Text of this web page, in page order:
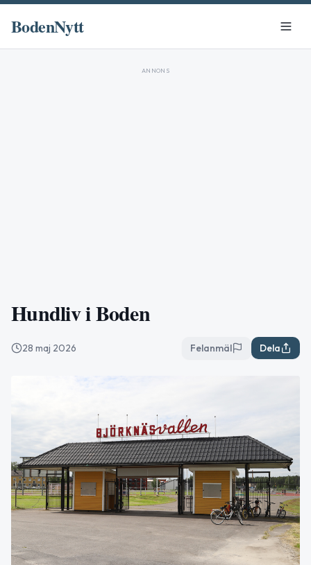
BodenNytt
ANNONS
Hundliv i Boden
28 maj 2026 Felanmäl Dela